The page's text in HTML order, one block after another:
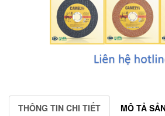
THÔNG TIN CHI TIẾT MÔ TẢ